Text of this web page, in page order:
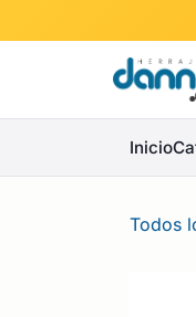
Inicio
Todos